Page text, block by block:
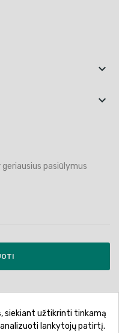


pasiūlymus
Privatumo politika
siekiant užtikrinti tinkamą
lankytojų patirtį.